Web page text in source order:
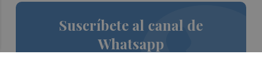
Suscríbete al canal de
Whatsapp